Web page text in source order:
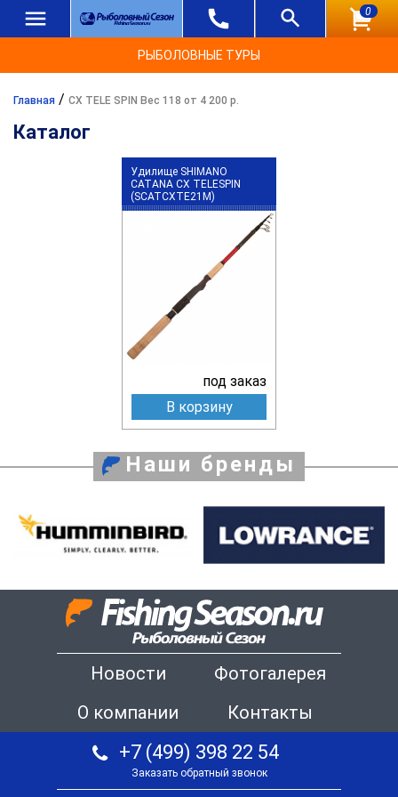
0
РЫБОЛОВНЫЕ ТУРЫ
Главная / CX TELE SPIN Вес 118 от 4 200 р.
Каталог
Удилище SHIMANO
CATANA CX TELESPIN
(SCATCXTE21M)
под заказ
В корзину
Наши бренды
Новости
Фотогалерея
О компании
Контакты
+7 (499) 398 22 54
Заказать обратный звонок